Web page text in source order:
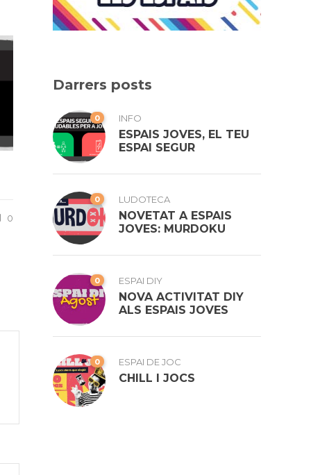
0
Darrers posts
0 INFO
ESPAIS JOVES, EL TEU
ESPAI SEGUR
0 LUDOTECA
NOVETAT A ESPAIS
JOVES: MURDOKU
0 ESPAI DIY
NOVA ACTIVITAT DIY
ALS ESPAIS JOVES
0 ESPAI DE JOC
CHILL I JOCS